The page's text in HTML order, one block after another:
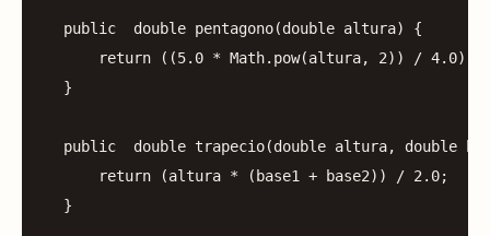
public double pentagono(double altura)
{
return
((5.0 * Math. pow(altura, 2)) / 4.0)
}
public double trapecio(double altura, double
return
(altura * ( base1 + base2)) / 2.0;
}